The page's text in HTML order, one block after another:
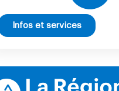
Infos et services